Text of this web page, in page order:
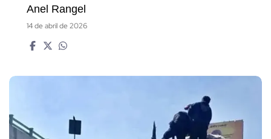
Anel Rangel
14 de abril de 2026